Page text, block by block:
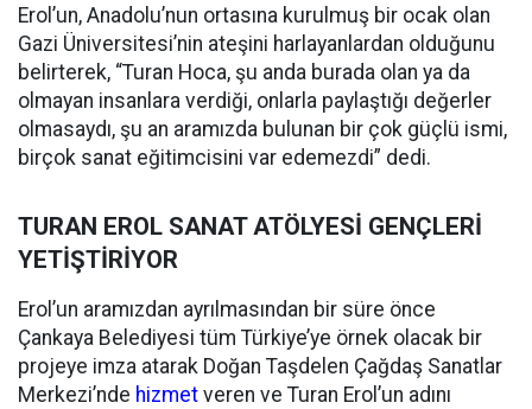
Erol’un, Anadolu’nun ortasına kurulmuş bir ocak olan
Gazi Üniversitesi’nin ateşini harlayanlardan olduğunu
belirterek, “Turan Hoca, şu anda burada olan ya da
olmayan insanlara verdiği, onlarla paylaştığı değerler
olmasaydı, şu an aramızda bulunan bir çok güçlü ismi,
birçok sanat eğitimcisini var edemezdi” dedi.
TURAN EROL SANAT ATÖLYESİ GENÇLERİ
YETİŞTİRİYOR
Erol’un aramızdan ayrılmasından bir süre önce
Çankaya Belediyesi tüm Türkiye’ye örnek olacak bir
projeye imza atarak Doğan Taşdelen Çağdaş Sanatlar
Merkezi’nde hizmet veren ve Turan Erol’un adını